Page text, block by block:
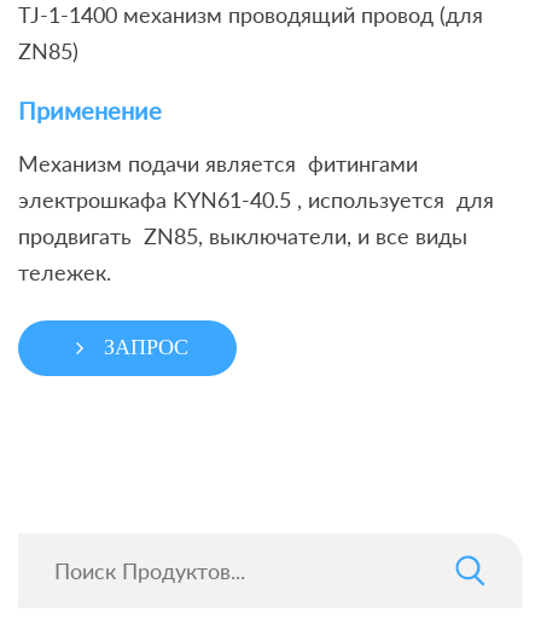
TJ-1-1400 механизм проводящий провод (для
ZN85)
Применение
Механизм подачи является фитингами
электрошкафа KYN61-40.5 , используется для
продвигать ZN85, выключатели, и все виды
тележек.
ЗАПРОС